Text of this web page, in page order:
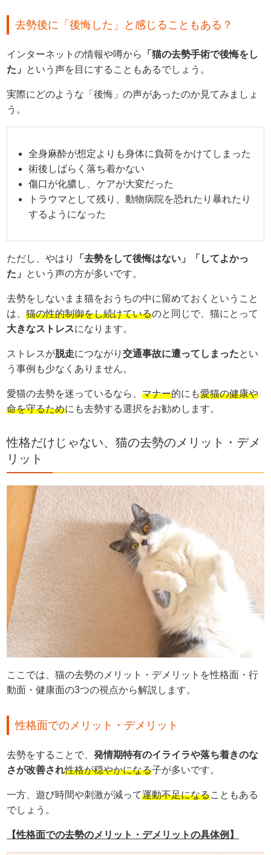
去勢後に「後悔した」と感じることもある？
インターネットの情報や噂から
「猫の去勢手術で後悔をし
た」
という声を目にすることもあるでしょう。
実際にどのような「後悔」の声があったのか見てみましょ
う。
全身麻酔が想定よりも身体に負荷をかけてしまった
術後しばらく落ち着かない
傷口が化膿し、ケアが大変だった
トラウマとして残り、動物病院を恐れたり暴れたり
するようになった
ただし、やはり
「去勢をして後悔はない」「してよかっ
た」
という声の方が多いです。
去勢をしないまま猫をおうちの中に留めておくということ
は、猫の性的制御をし続けているのと同じで、猫にとって
大きなストレスになります。
ストレスが脱走につながり交通事故に遭ってしまったとい
う事例も少なくありません。
愛猫の去勢を迷っているなら、マナー的にも愛猫の健康や
命を守るためにも去勢する選択をお勧めします。
性格だけじゃない、猫の去勢のメリット・デメ
リット
ここでは、猫の去勢のメリット・デメリットを性格面・行
動面・健康面の3つの視点から解説します。
性格面でのメリット・デメリット
去勢をすることで、発情期特有のイライラや落ち着きのな
さが改善され性格が穏やかになる子が多いです。
一方、遊び時間や刺激が減って運動不足になることもある
でしょう。
【性格面での去勢のメリット・デメリットの具体例】